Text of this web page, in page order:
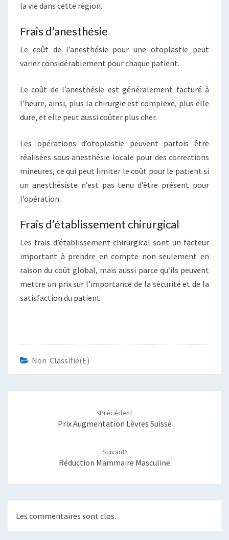
la vie dans cette région.
Frais d’anesthésie
Le coût de l’anesthésie pour une otoplastie peut
varier considérablement pour chaque patient.
Le coût de l’anesthésie est généralement facturé à
l’heure, ainsi, plus la chirurgie est complexe, plus elle
dure, et elle peut aussi coûter plus cher.
Les opérations d’otoplastie peuvent parfois être
réalisées sous anesthésie locale pour des corrections
mineures, ce qui peut limiter le coût pour le patient si
un anesthésiste n’est pas tenu d’être présent pour
l’opération.
Frais d’établissement chirurgical
Les frais d’établissement chirurgical sont un facteur
important à prendre en compte non seulement en
raison du coût global, mais aussi parce qu’ils peuvent
mettre un prix sur l’importance de la sécurité et de la
satisfaction du patient.
Non Classifié(e)
Précédent
Prix Augmentation Lèvres Suisse
Suivant
Réduction Mammaire Masculine
Les commentaires sont clos.